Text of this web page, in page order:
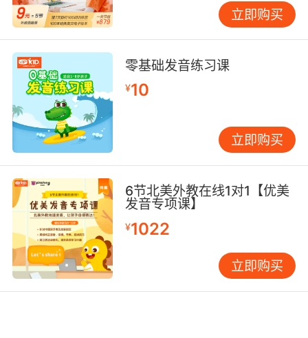
相传古代齐国丑女无盐，幼年时曾虔诚拜月，长
大后，以超群品德入宫，但未被宠幸。某年八月
十五赏月，天子在月光下见到她，觉得她美丽出
众，后立她为皇后，中秋拜月由此而来。月中嫦
娥，以美貌著称，故少女拜月，愿“貌似嫦娥，面
如皓月”。
在唐代，中秋赏月、玩月颇为盛行。在北宋京
要穿上成人的衣服，焚香拜月说出心愿，祈求月
亮神的保佑。南宋，民间以月饼相赠，取团圆之
义。有些地方还有舞草龙，砌宝塔等活动。明清
以来，中秋节的风俗更加盛行；许多地方形成了
烧斗香、树中秋、点塔灯、放天灯、走月亮、舞
火龙等特殊风俗。
立即购买
零基础发音练习课
¥10
立即购买
6节北美外教在线1对1【优美
发音专项课】
¥1022
立即购买